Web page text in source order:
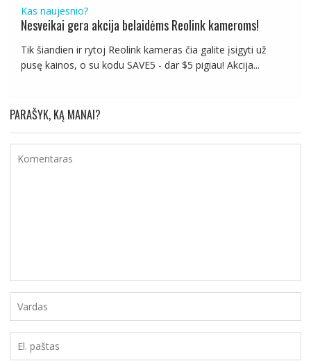
Kas naujesnio?
Nesveikai gera akcija belaidėms Reolink kameroms!
Tik šiandien ir rytoj Reolink kameras čia galite įsigyti už
pusę kainos, o su kodu SAVE5 - dar $5 pigiau! Akcija...
PARAŠYK, KĄ MANAI?